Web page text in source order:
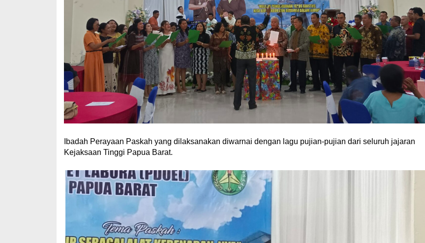
Ibadah Perayaan Paskah yang dilaksanakan diwarnai dengan lagu pujian-pujian dari seluruh jajaran
Kejaksaan Tinggi Papua Barat.